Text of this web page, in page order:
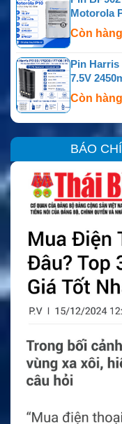
Motorola
Còn hàng
Pin Harris
7.5V
Còn hàng
BÁO